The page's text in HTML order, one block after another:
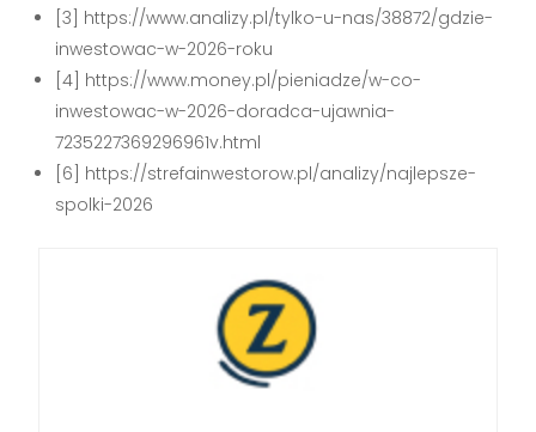
[3] https://www.analizy.pl/tylko-u-nas/38872/gdzie-
inwestowac-w-2026-roku
[4] https://www.money.pl/pieniadze/w-co-
inwestowac-w-2026-doradca-ujawnia-
7235227369296961v.html
[6] https://strefainwestorow.pl/analizy/najlepsze-
spolki-2026